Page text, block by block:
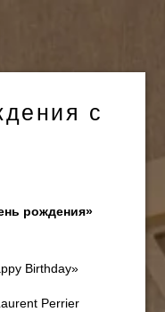
с
рождения»
Birthday»
Perrier